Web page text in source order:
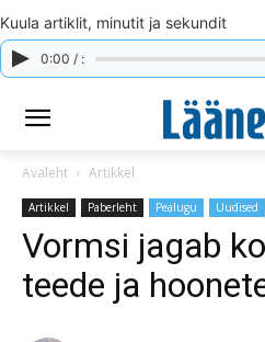
Kuula artiklit, minutit ja sekundit
0:00 / :
Avaleht Artikkel
Artikkel Paberleht Pealugu Uudised
Vormsi jagab
teede ja